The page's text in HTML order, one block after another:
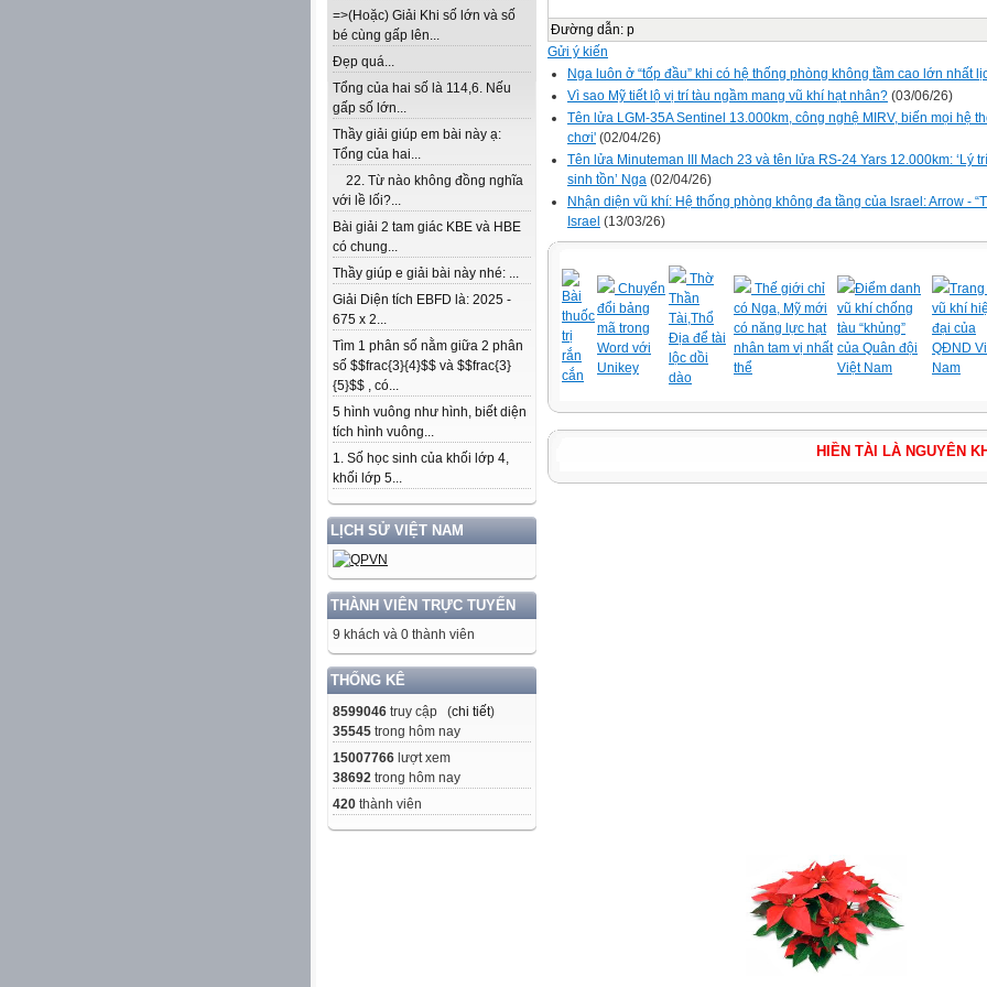
=>(Hoặc) Giải Khi số lớn và số
bé cùng gấp lên...
Đẹp quá...
Tổng của hai số là 114,6. Nếu
gấp số lớn...
Thầy giải giúp em bài này ạ:
Tổng của hai...
22. Từ nào không đồng nghĩa
với lề lối?...
Bài giải 2 tam giác KBE và HBE
có chung...
Thầy giúp e giải bài này nhé: ...
Giải Diện tích EBFD là: 2025 -
675 x 2...
Tìm 1 phân số nằm giữa 2 phân
số $$frac{3}{4}$$ và $$frac{3}
{5}$$ , có...
5 hình vuông như hình, biết diện
tích hình vuông...
1. Số học sinh của khối lớp 4,
khối lớp 5...
LỊCH SỬ VIỆT NAM
THÀNH VIÊN TRỰC TUYẾN
9 khách và 0 thành viên
THỐNG KÊ
8599046 truy cập (chi tiết)
35545 trong hôm nay
15007766 lượt xem
38692 trong hôm nay
420 thành viên
Đường dẫn: p
Gửi ý kiến
Nga luôn ở “tốp đầu” khi có hệ thống phòng không tầm cao lớn nhất
Vì sao Mỹ tiết lộ vị trí tàu ngầm mang vũ khí hạt nhân? (03/06/26)
Tên lửa LGM-35A Sentinel 13.000km, công nghệ MIRV, biến mọi hệ
chơi' (02/04/26)
Tên lửa Minuteman III Mach 23 và tên lửa RS-24 Yars 12.000km: ‘Lý
sinh tồn’ Nga (02/04/26)
Nhận diện vũ khí: Hệ thống phòng không đa tầng của Israel: Arrow -
Israel (13/03/26)
Bài
thuốc
trị
rắn
cắn
Chuyển
đổi bảng
mã trong
Word với
Unikey
Thờ
Thần
Tài,Thổ
Địa để tài
lộc dồi
dào
Thế giới chỉ
có Nga, Mỹ mới
có năng lực hạt
nhân tam vị nhất
thể
Điểm danh
vũ khí chống
tàu “khủng”
của Quân đội
Việt Nam
Trang
vũ khí
đại của
QĐND
Nam
HIỀN TÀI LÀ